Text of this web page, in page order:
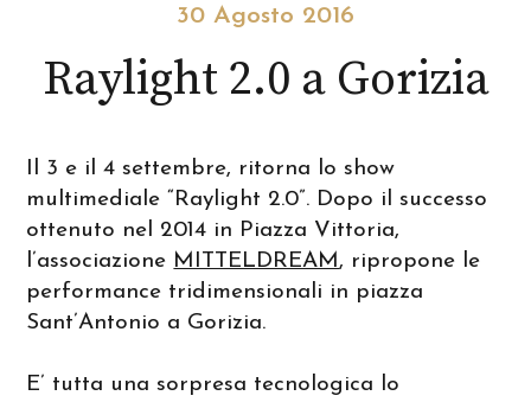
30 Agosto 2016
Raylight 2.0 a Gorizia
Il 3 e il 4 settembre, ritorna lo show
multimediale “Raylight 2.0”. Dopo il successo
ottenuto nel 2014 in Piazza Vittoria,
l’associazione MITTELDREAM, ripropone le
performance tridimensionali in piazza
Sant’Antonio a Gorizia.
E’ tutta una sorpresa tecnologica lo